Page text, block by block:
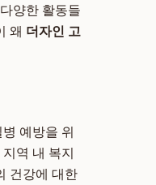
양한 활동들
왜 더자인 고
예방을 위
역 내 복지
건강에 대한